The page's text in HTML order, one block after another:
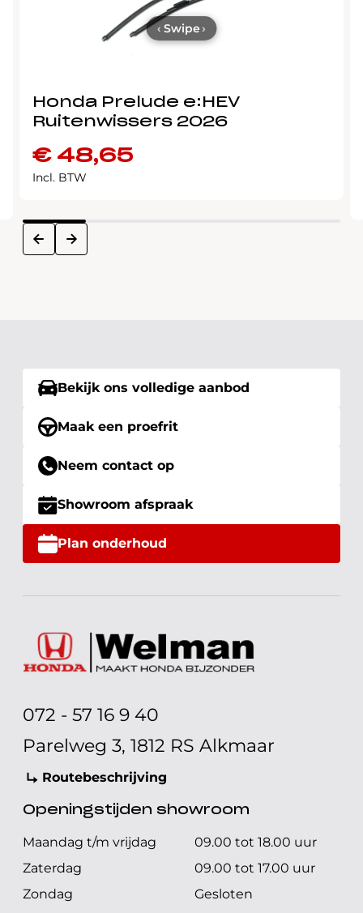
Honda Prelude e:HEV
Ruitenwissers 2026
€48,65
Incl. BTW
prev next
‹ Swipe ›
Bekijk ons volledige aanbod
Maak een proefrit
Neem contact op
Showroom afspraak
Plan onderhoud
072 - 57 16 9 40
Parelweg 3, 1812 RS Alkmaar
Routebeschrijving
Openingstijden showroom
Maandag t/m vrijdag
09.00 tot 18.00 uur
Zaterdag
09.00 tot 17.00 uur
Zondag
Gesloten